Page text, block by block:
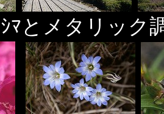
ｼﾏとメタリッ